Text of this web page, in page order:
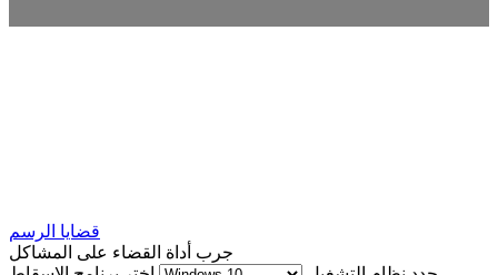
قضايا الرسم
جرب أداة القضاء على المشاكل